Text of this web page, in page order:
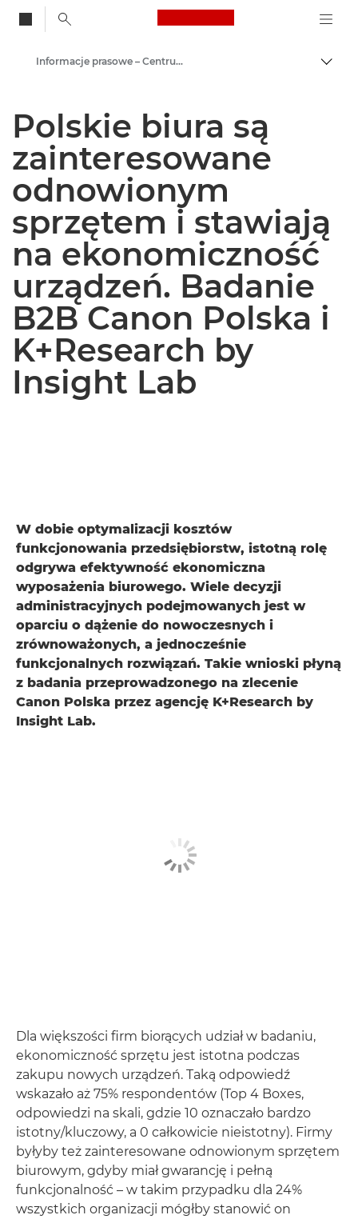
Canon Logo, back
Centrum prasowe
Informacje prasowe – Centrum Prasowe Canon
Polskie biura są
zainteresowane
odnowionym
sprzętem i stawiają
na ekonomiczność
urządzeń. Badanie
B2B Canon Polska i
K+Research by
Insight Lab
W dobie optymalizacji kosztów
funkcjonowania przedsiębiorstw, istotną rolę
odgrywa efektywność ekonomiczna
wyposażenia biurowego. Wiele decyzji
administracyjnych podejmowanych jest w
oparciu o dążenie do nowoczesnych i
zrównoważonych, a jednocześnie
funkcjonalnych rozwiązań. Takie wnioski płyną
z badania przeprowadzonego na zlecenie
Canon Polska przez agencję K+Research by
Insight Lab.
Dla większości firm biorących udział w badaniu,
ekonomiczność sprzętu jest istotna podczas
zakupu nowych urządzeń. Taką odpowiedź
wskazało aż 75% respondentów (Top 4 Boxes,
odpowiedzi na skali, gdzie 10 oznaczało bardzo
istotny/kluczowy, a 0 całkowicie nieistotny). Firmy
byłyby też zainteresowane odnowionym sprzętem
biurowym, gdyby miał gwarancję i pełną
funkcjonalność – w takim przypadku dla 24%
wszystkich organizacji mógłby stanowić on